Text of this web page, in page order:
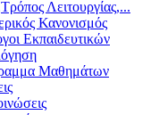
Λειτουργίας,...
Κανονισμός
Εκπαιδευτικών
Μαθημάτων